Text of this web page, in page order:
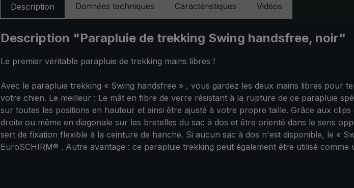
Description Données techniques Caractéristiques Vidéos
Description "Parapluie de trekking Swing handsfree, noir"
Le premier véritable parapluie de trekking mains libres !
Avec le parapluie trekking « Swing handsfree » , vous gardez les deux mains libres pour
votre chien. Le meilleur : Le mât en fibre de verre résistant à la rupture de ce parapluie
sur toutes les positions en hauteur et ainsi être ajusté à votre propre taille. Grâce aux
droite ou même en diagonale sur les bretelles du sac à dos et être orienté dans le sens
sert de fixation flexible à la ceinture de hanche. Si aucun sac à dos n'est disponible, le «
EuroSCHIRM® . Autre avantage : ce parapluie trekking peut également être utilisé